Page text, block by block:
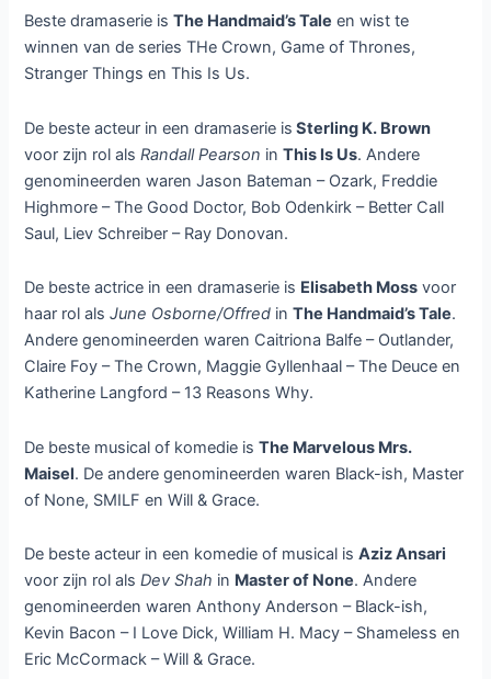
Beste dramaserie isThe Handmaid’s Tale en wist te
winnen van de series THe Crown, Game of Thrones,
Stranger Things en This Is Us.
De beste acteur in een dramaserie is Sterling K. Brown
voor zijn rol alsRandall Pearson inThis Is Us. Andere
genomineerden waren Jason Bateman – Ozark, Freddie
Highmore – The Good Doctor, Bob Odenkirk – Better Call
Saul, Liev Schreiber – Ray Donovan.
De beste actrice in een dramaserie is Elisabeth Moss voor
haar rol alsJune Osborne/Offred inThe Handmaid’s Tale.
Andere genomineerden waren Caitriona Balfe – Outlander,
Claire Foy – The Crown, Maggie Gyllenhaal – The Deuce en
Katherine Langford – 13 Reasons Why.
De beste musical of komedie isThe Marvelous Mrs.
Maisel. De andere genomineerden waren Black-ish, Master
of None, SMILF en Will & Grace.
De beste acteur in een komedie of musical isAziz Ansari
voor zijn rol als Dev Shah in Master of None. Andere
genomineerden waren Anthony Anderson – Black-ish,
Kevin Bacon – I Love Dick, William H. Macy – Shameless en
Eric McCormack – Will & Grace.